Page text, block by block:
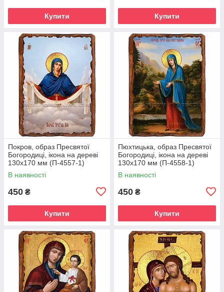
Купити Купити
Покров, образ Пресвятої
Богородиці, ікона на дереві
130х170 мм (П-4557-1)
В наявності
450 ₴
Купити
Пюхтицька, образ Пресвятої
Богородиці, ікона на дереві
130х170 мм (П-4558-1)
В наявності
450 ₴
Купити